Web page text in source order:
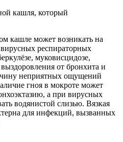
кашля, который
кашле может возникать на
респираторных
муковисцидозе,
выздоровления от бронхита и
неприятных ощущений
гноя в мокроте может
а при вирусных
водянистой слизью. Вязкая
для инфекций, вызванных